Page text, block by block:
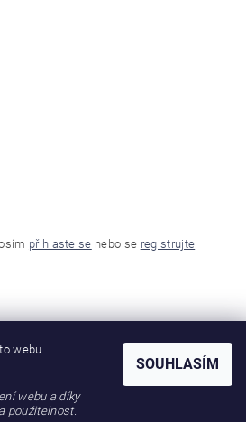
přihlaste se nebo se registrujte
webu
webu a díky
použitelnost.
SOUHLASÍM